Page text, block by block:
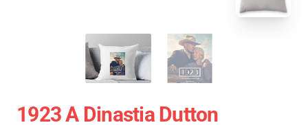
1923 A Dinastia Dutton